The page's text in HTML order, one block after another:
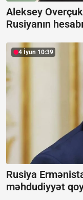
Aleksey
Rusiyanın
4 İyun 10:39
Rusiya
məhdudiyyət